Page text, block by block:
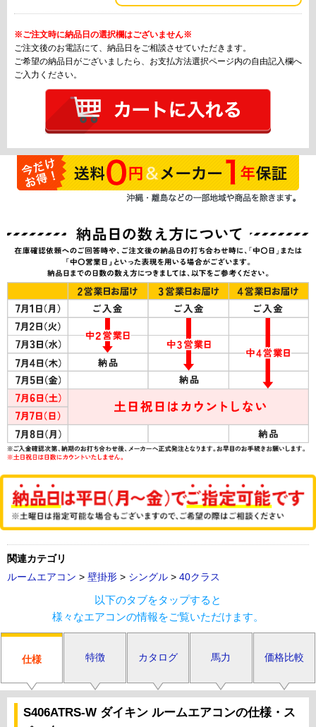
※ご注文時に納品日の選択欄はございません※
ご注文後のお電話にて、納品日をご相談させていただきます。
ご希望の納品日がございましたら、お支払方法選択ページ内の自由記入欄へ
ご入力ください。
関連カテゴリ
ルームエアコン > 壁掛形 > シングル > 40クラス
以下のタブをタップすると
様々なエアコンの情報をご覧いただけます。
仕様 特徴 カタログ 馬力 価格比較
S406ATRS-W ダイキン ルームエアコンの仕様・ス